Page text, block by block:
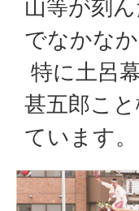
山等が刻
でなかなか
特に土呂
甚五郎こ
ています。